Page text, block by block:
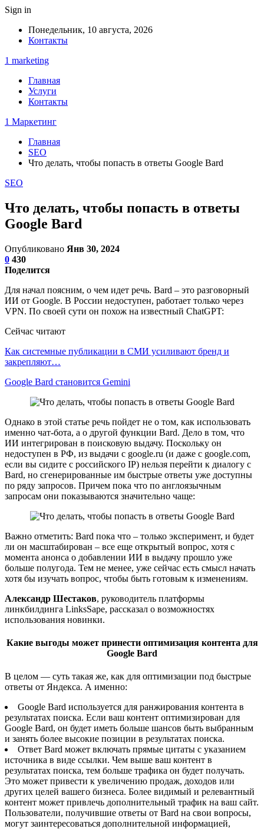
Sign in
Понедельник, 10 августа, 2026
Контакты
1 marketing
Главная
Услуги
Контакты
1 Маркетинг
Главная
SEO
Что делать, чтобы попасть в ответы Google Bard
SEO
Что делать, чтобы попасть в ответы
Google Bard
Опубликовано Янв 30, 2024
0 430
Поделится
Для начал поясним, о чем идет речь. Bard – это разговорный
ИИ от Google. В России недоступен, работает только через
VPN. По своей сути он похож на известный ChatGPT:
Сейчас читают
Как системные публикации в СМИ усиливают бренд и
закрепляют…
Google Bard становится Gemini
Однако в этой статье речь пойдет не о том, как использовать
именно чат-бота, а о другой функции Bard. Дело в том, что
ИИ интегрирован в поисковую выдачу. Поскольку он
недоступен в РФ, из выдачи с google.ru (и даже с google.com,
если вы сидите с российского IP) нельзя перейти к диалогу с
Bard, но сгенерированные им быстрые ответы уже доступны
по ряду запросов. Причем пока что по англоязычным
запросам они показываются значительно чаще:
Важно отметить: Bard пока что – только эксперимент, и будет
ли он масштабирован – все еще открытый вопрос, хотя с
момента анонса о добавлении ИИ в выдачу прошло уже
больше полугода. Тем не менее, уже сейчас есть смысл начать
хотя бы изучать вопрос, чтобы быть готовым к изменениям.
Александр Шестаков, руководитель платформы
линкбилдинга LinksSape, рассказал о возможностях
использования новинки.
Какие выгоды может принести оптимизация контента для
Google Bard
В целом — суть такая же, как для оптимизации под быстрые
ответы от Яндекса. А именно:
Google Bard используется для ранжирования контента в
результатах поиска. Если ваш контент оптимизирован для
Google Bard, он будет иметь больше шансов быть выбранным
и занять более высокие позиции в результатах поиска.
Ответ Bard может включать прямые цитаты с указанием
источника в виде ссылки. Чем выше ваш контент в
результатах поиска, тем больше трафика он будет получать.
Это может привести к увеличению продаж, доходов или
других целей вашего бизнеса. Более видимый и релевантный
контент может привлечь дополнительный трафик на ваш сайт.
Пользователи, получившие ответы от Bard на свои вопросы,
могут заинтересоваться дополнительной информацией,